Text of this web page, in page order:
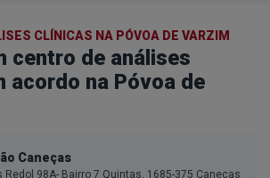
CLÍNICAS NA PÓVOA DE VARZIM
centro de análises
acordo na Póvoa de
Caneças
Redol 98A- Bairro 7 Quintas, 1685-375 Caneças